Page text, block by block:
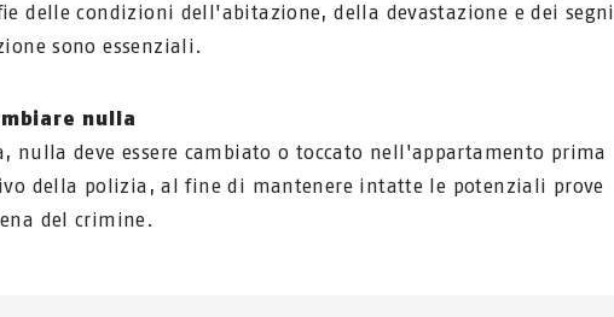
delle condizioni dell'abitazione, della devastazione e dei segni
sono essenziali.
nulla
nulla deve essere cambiato o toccato nell'appartamento prima
della polizia, al fine di mantenere intatte le potenziali prove
del crimine.